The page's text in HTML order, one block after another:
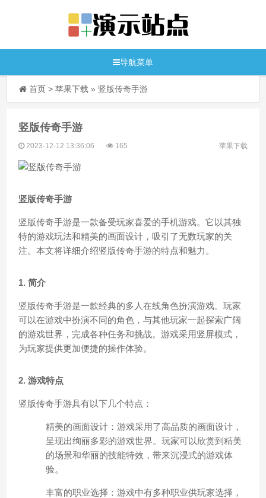
导航菜单
首页 >苹果下载 » 竖版传奇手游
竖版传奇手游
2023-12-12 13:36:06 165 苹果下载
竖版传奇手游
竖版传奇手游是一款备受玩家喜爱的手机游戏。它以其独
特的游戏玩法和精美的画面设计，吸引了无数玩家的关
注。本文将详细介绍竖版传奇手游的特点和魅力。
1. 简介
竖版传奇手游是一款经典的多人在线角色扮演游戏。玩家
可以在游戏中扮演不同的角色，与其他玩家一起探索广阔
的游戏世界，完成各种任务和挑战。游戏采用竖屏模式，
为玩家提供更加便捷的操作体验。
2. 游戏特点
竖版传奇手游具有以下几个特点：
精美的画面设计：游戏采用了高品质的画面设计，
呈现出绚丽多彩的游戏世界。玩家可以欣赏到精美
的场景和华丽的技能特效，带来沉浸式的游戏体
验。
丰富的职业选择：游戏中有多种职业供玩家选择，